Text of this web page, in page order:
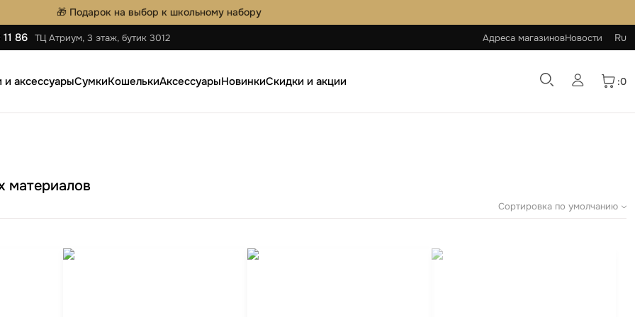
🎁 Подарок на выбор к школьному набору
86 ТЦ Атриум, 3 этаж, бутик 3012 Адреса магазиновНовости Ru
аксессуарыСумкиКошелькиАксессуарыНовинкиСкидки и акции :0
материалов
Сортировка по умолчанию